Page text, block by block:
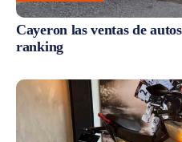
Cayeron las ventas de
ranking